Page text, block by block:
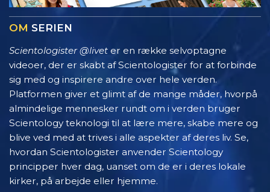
OM SERIEN
Scientologister @livet er en række selvoptagne
videoer, der er skabt af Scientologister for at forbinde
sig med og inspirere andre over hele verden.
Platformen giver et glimt af de mange måder, hvorpå
almindelige mennesker rundt om i verden bruger
Scientology teknologi til at lære mere, skabe mere og
blive ved med at trives i alle aspekter af deres liv. Se,
hvordan Scientologister anvender Scientology
principper hver dag, uanset om de er i deres lokale
kirker, på arbejde eller hjemme.